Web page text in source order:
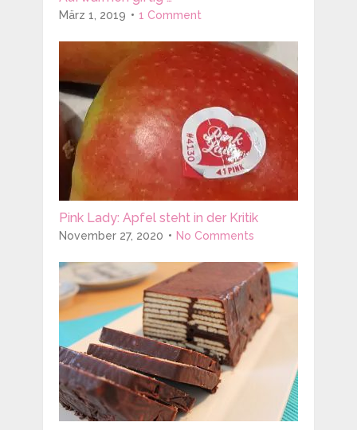
März 1, 2019 1 Comment
Pink Lady: Apfel steht in der Kritik
November 27, 2020 No Comments